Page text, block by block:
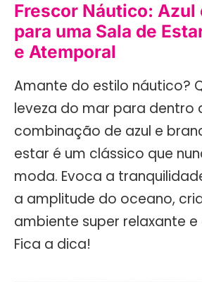
Frescor Náutico: Azul
para uma Sala de
e Atemporal
Amante do estilo náutico?
leveza do mar para dentro
combinação de azul e
estar é um clássico que
moda. Evoca a
a amplitude do oceano,
ambiente super relaxante
Fica a dica!